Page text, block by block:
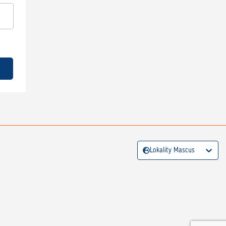
Lokality Mascus